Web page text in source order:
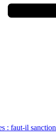
: faut-il